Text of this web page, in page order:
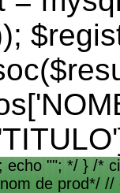
echo ""; */ } /*
de prod*/ //